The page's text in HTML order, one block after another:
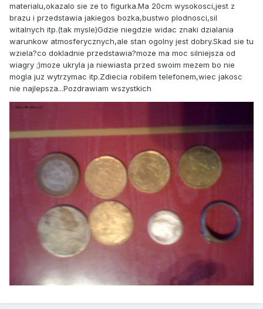
materialu,okazalo sie ze to figurka.Ma 20cm wysokosci,jest z
brazu i przedstawia jakiegos bozka,bustwo plodnosci,sil
witalnych itp.(tak mysle)Gdzie niegdzie widac znaki dzialania
warunkow atmosferycznych,ale stan ogolny jest dobry.Skad sie tu
wziela?co dokladnie przedstawia?moze ma moc silniejsza od
wiagry ;)moze ukryla ja niewiasta przed swoim mezem bo nie
mogla juz wytrzymac itp.Zdiecia robilem telefonem,wiec jakosc
nie najlepsza...Pozdrawiam wszystkich